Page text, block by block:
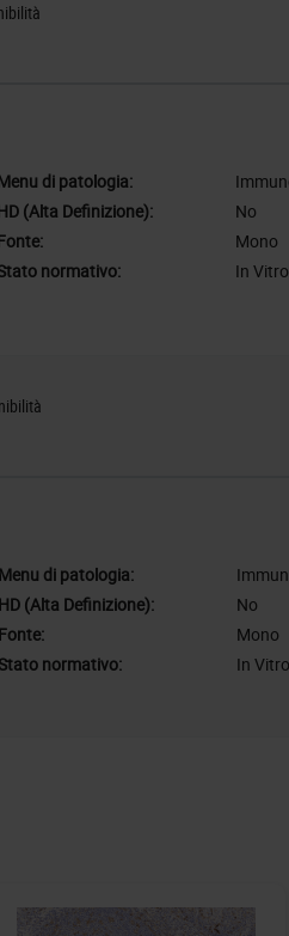
di patologia:
(Alta Definizione):
No
Mono
normativo:
In
Menu di patologia:
HD (Alta Definizione):
No
Fonte:
Mono
Stato normativo:
In